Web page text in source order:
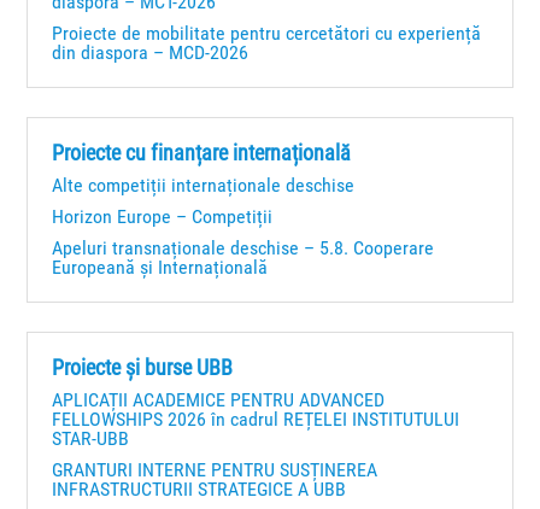
Proiecte de mobilitate pentru cercetători cu experiență
din diaspora – MCD-2026
Proiecte cu finanțare internațională
Alte competiții internaționale deschise
Horizon Europe – Competiții
Apeluri transnaționale deschise – 5.8. Cooperare
Europeană și Internațională
Proiecte și burse UBB
APLICAȚII ACADEMICE PENTRU ADVANCED
FELLOWSHIPS 2026 în cadrul REȚELEI INSTITUTULUI
STAR-UBB
GRANTURI INTERNE PENTRU SUSȚINEREA
INFRASTRUCTURII STRATEGICE A UBB